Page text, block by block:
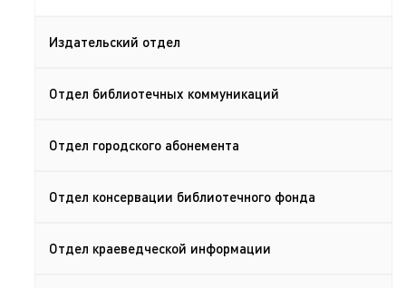
Издательский отдел
Отдел библиотечных коммуникаций
Отдел городского абонемента
Отдел консервации библиотечного фонда
Отдел краеведческой информации